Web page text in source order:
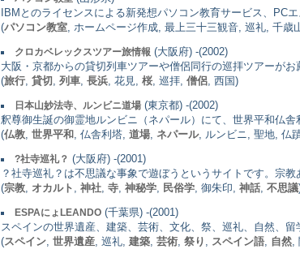
IBMとのライセンスによる新発想パソコン教育サービス、PC
(パソコン教室 , ホームページ作成, 最上三十三観音, 巡礼, 千歳
クロカベレックスツアー旅情報 (大阪府) -(2002)
大阪・京都からの貸切列車ツアーや僧侶同行の巡拝ツアーが
(旅行 貸切 列車 長浜 , 花見, 桜 , 巡拝, 僧侶 , 西国)
日本山妙法寺、ルンビニ道場 (東京都) -(2002)
釈尊御生誕の御霊地ルンビニ（ネパール）にて、世界平和仏舎
(仏教 世界平和 , 仏舎利塔, 道場 ネパール, ルンビニ, 聖地, 仏
?社寺巡礼？ (大阪府) -(2001)
？社寺巡礼？は不思議な事象で遊ぼうというサイトです。宗教
(宗教 オカルト 神社 寺 神秘学 民俗学 , 御朱印, 神話 不思議
ESPAにょLEANDO (千葉県) -(2001)
スペインの世界遺産、建築、芸術、文化、祭、巡礼、自然、
(スペイン 世界遺産 , 巡礼, 建築 芸術 祭り スペイン語 自然